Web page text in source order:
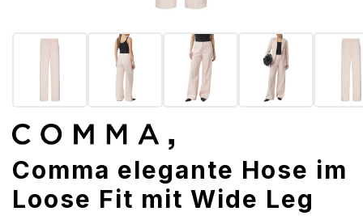
Comma elegante Hose im
Loose Fit mit Wide Leg